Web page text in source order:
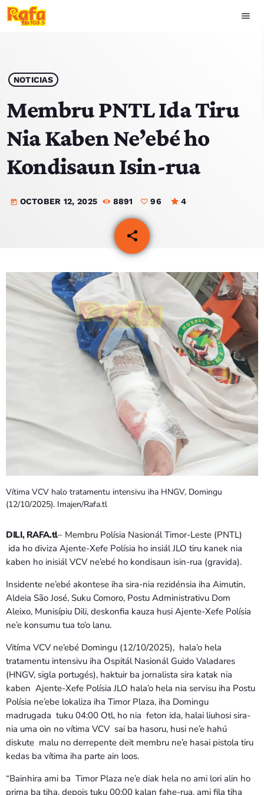
menu
play_arrow OUVIR RAFA
HOME
NOTISIA
EKIPA
PROGRAMA SIRA
VÍDEO SIRA
EVENTU SIRA
keyboard_arrow_down
TÉTUM
PORTUGUÊS
PRÓXIMOS PROGRAMAS
Bom dia RAFA
7:00 AM - 9:00 AM
Bom dia RAFA
7:00 AM - 10:00 AM
NOTICIAS
Membru PNTL Ida Tiru
Nia Kaben Ne’ebé ho
Kondisaun Isin-rua
today OCTOBER 12, 2025 8891 96 4
share
96
email
Vítima VCV halo tratamentu intensivu iha HNGV, Domingu
(12/10/2025). Imajen/Rafa.tl
DILI, RAFA.tl– Membru Polísia Nasionál Timor-Leste (PNTL)
ida ho diviza Ajente-Xefe Polísia ho insiál JLO tiru kanek nia
kaben ho inisiál VCV ne’ebé ho kondisaun isin-rua (gravida).
Insidente ne’ebé akontese iha sira-nia rezidénsia iha Aimutin,
Aldeia São José, Suku Comoro, Postu Administrativu Dom
Aleixo, Munisípiu Dili, deskonfia kauza husi Ajente-Xefe Polísia
ne’e konsumu tua to’o lanu.
Vitíma VCV ne’ebé Domingu (12/10/2025), hala’o hela
tratamentu intensivu iha Ospitál Nasionál Guido Valadares
(HNGV, sigla portugés), haktuir ba jornalista sira katak nia
kaben Ajente-Xefe Polísia JLO hala’o hela nia servisu iha Postu
Polísia ne’ebe lokaliza iha Timor Plaza, iha Domingu
madrugada tuku 04:00 Otl, ho nia feton ida, halai liuhosi sira-
nia uma oin no vítima VCV sai ba hasoru, husi ne’e hahú
diskute malu no derrepente deit membru ne’e hasai pistola tiru
kedas ba vítima iha parte ain loos.
“Bainhira ami ba Timor Plaza ne’e diak hela no ami lori alin ho
prima ba tiha, depois tuku 00:00 kalan fahe-rua, ami fila tiha